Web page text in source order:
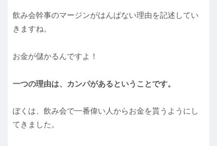
飲み会幹事のマージンがはんぱない理由を記述してい
きますね。
お金が儲かるんですよ！
一つの理由は、カンパがあるということです。
ぼくは、飲み会で一番偉い人からお金を貰うようにし
てきました。